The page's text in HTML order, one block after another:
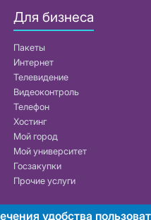
Для бизнеса
Пакеты
Интернет
Телевидение
Видеоконтроль
Телефон
Хостинг
Мой город
Мой университет
Госзакупки
Прочие услуги
удобства